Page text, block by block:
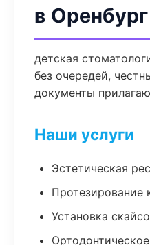
в Оренбург
детская
без очередей,
документы
Наши услуги
Эстетическая
Установка